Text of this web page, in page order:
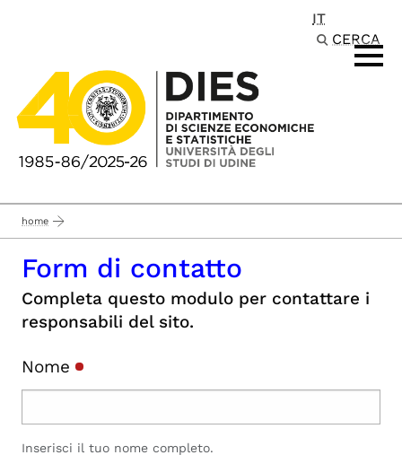
IT
CERCA
home
Form di contatto
Completa questo modulo per contattare i
responsabili del sito.
Nome
Inserisci il tuo nome completo.